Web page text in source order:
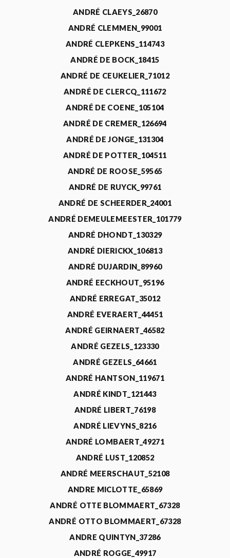
ANDRÉ CLAEYS_26870
ANDRÉ CLEMMEN_99001
ANDRÉ CLEPKENS_114743
ANDRÉ DE BOCK_18415
ANDRÉ DE CEUKELIER_71012
ANDRÉ DE CLERCQ_111672
ANDRÉ DE COENE_105104
ANDRÉ DE CREMER_126694
ANDRÉ DE JONGE_131304
ANDRÉ DE POTTER_104511
ANDRÉ DE ROOSE_59565
ANDRÉ DE RUYCK_99761
ANDRÉ DE SCHEERDER_24001
ANDRÉ DEMEULEMEESTER_101779
ANDRÉ DHONDT_130329
ANDRÉ DIERICKX_106813
ANDRÉ DUJARDIN_89960
ANDRÉ EECKHOUT_95196
ANDRÉ ERREGAT_35012
ANDRÉ EVERAERT_44451
ANDRÉ GEIRNAERT_46582
ANDRÉ GEZELS_123330
ANDRÉ GEZELS_64661
ANDRÉ HANTSON_119671
ANDRÉ KINDT_121443
ANDRÉ LIBERT_76198
ANDRÉ LIEVYNS_8216
ANDRÉ LOMBAERT_49271
ANDRÉ LUST_120852
ANDRÉ MEERSCHAUT_52108
ANDRE MICLOTTE_65869
ANDRÉ OTTE BLOMMAERT_67328
ANDRÉ OTTO BLOMMAERT_67328
ANDRE QUINTYN_37286
ANDRÉ ROGGE_49917